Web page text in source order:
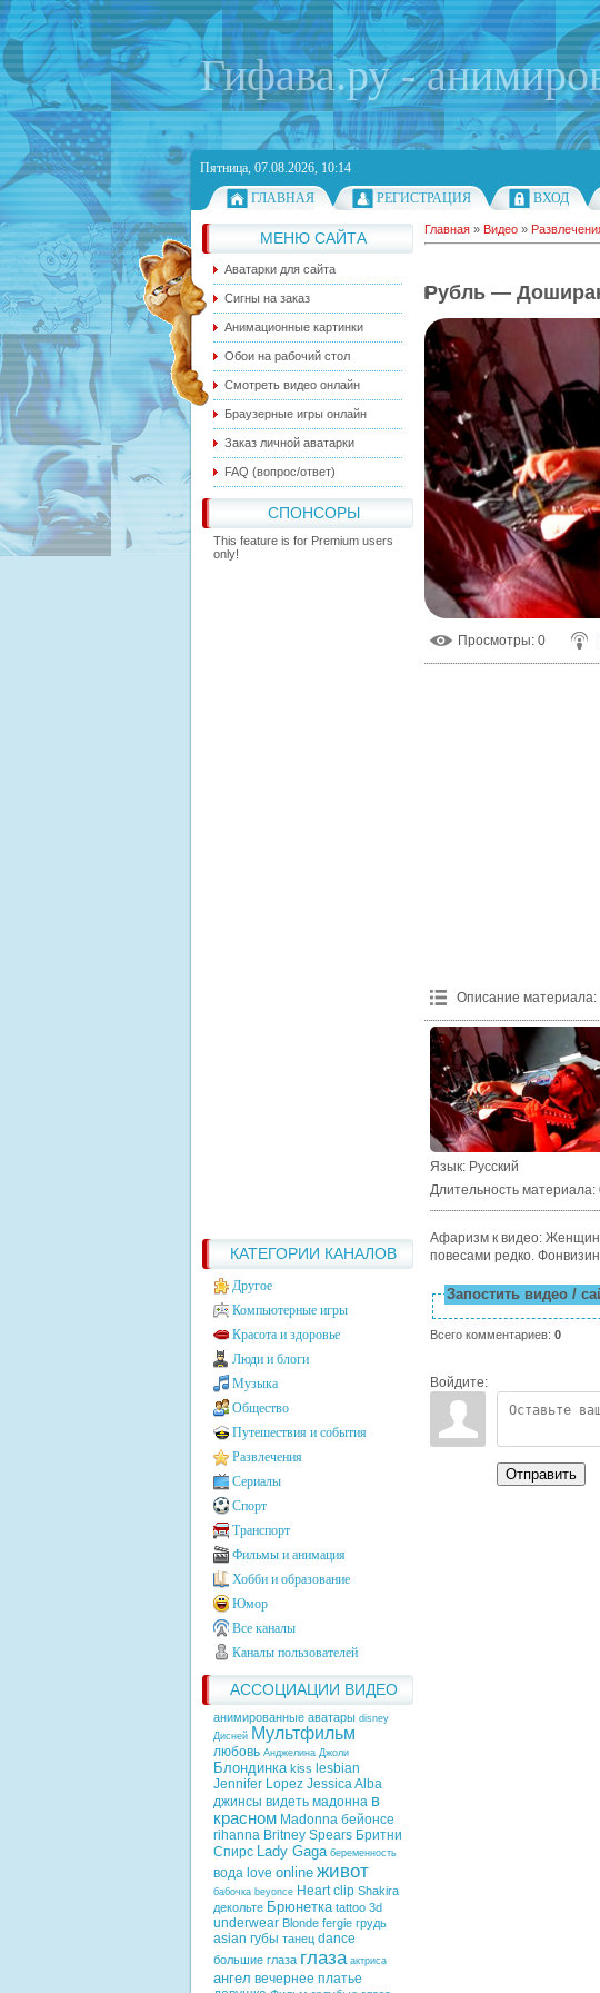
Гифава.ру -
Пятница, 07.08.2026, 10:14
ГЛАВНАЯ
РЕГИСТРАЦИЯ ВХОД
МЕНЮ САЙТА
Аватарки для сайта
Сигны на заказ
Анимационные картинки
Обои на рабочий стол
Смотреть видео онлайн
Браузерные игры онлайн
Заказ личной аватарки
FAQ (вопрос/ответ)
СПОНСОРЫ
This feature is for Premium users
only!
КАТЕГОРИИ КАНАЛОВ
Другое
Компьютерные игры
Красота и здоровье
Люди и блоги
Музыка
Общество
Путешествия и события
Развлечения
Сериалы
Спорт
Транспорт
Фильмы и анимация
Хобби и образование
Юмор
Все каналы
Каналы пользователей
АССОЦИАЦИИ ВИДЕО
анимированные аватары disney
Дисней Мультфильм
любовь Анджелина Джоли
Блондинка kiss lesbian
Jennifer Lopez Jessica Alba
джинсы видеть мадонна в
красном Madonna бейонсе
rihanna Britney Spears Бритни
Спирс Lady Gaga беременность
вода love online живот
бабочка beyonce Heart clip Shakira
декольте Брюнетка tattoo 3d
underwear Blonde fergie грудь
asian губы танец dance
большие глаза глаза актриса
ангел вечернее платье
Главная » Видео »
Рубль —
Просмотры: 0
Описание материала:
Язык: Русский
Длительность материала:
Афаризм к видео:
повесами редко.
Запостить видео /
Всего комментариев: 0
Войдите:
Отправить